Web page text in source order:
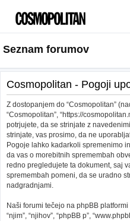
Seznam forumov
Cosmopolitan - Pogoji
Z dostopanjem do “Cosmopolitan”
“Cosmopolitan”, “https://
potrjujete, da se strinjate z
strinjate, vas prosimo, da ne
Pogoje lahko kadarkoli spremenimo
da vas o morebitnih spremembah
redno pregledujete ta dokument, saj
spremembah pomeni, da se uradno
nadgradnjami.
Naši forumi tečejo na phpBB
“njim”, “njihov”, “phpBB p”,